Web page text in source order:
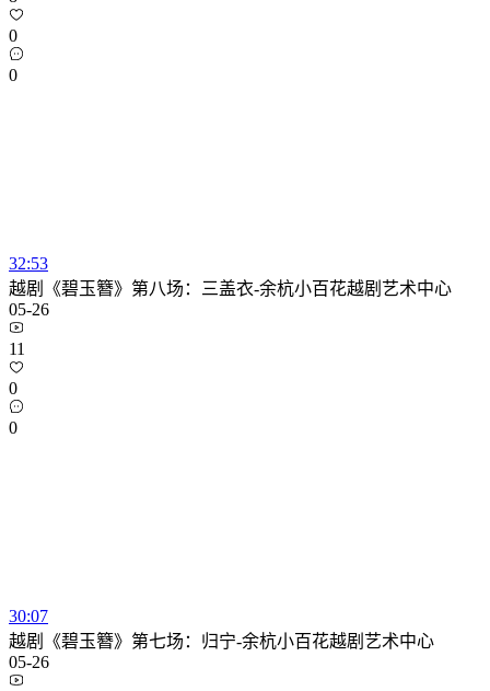
0
0
32:53
越剧《碧玉簪》第八场：三盖衣-余杭小百花越剧艺术中心
05-26
11
0
0
30:07
越剧《碧玉簪》第七场：归宁-余杭小百花越剧艺术中心
05-26